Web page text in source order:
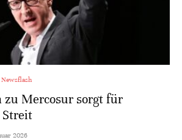
Newsflash
zu Mercosur sorgt für
2026